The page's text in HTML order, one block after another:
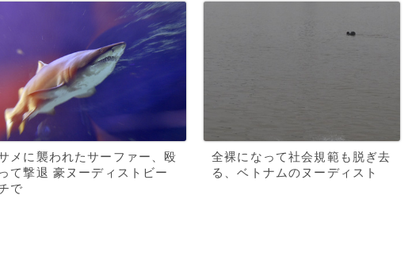
メに襲われたサーファー、殴
って撃退 豪ヌーディストビー
で
全裸になって社会規範も脱ぎ去
る、ベトナムのヌーディスト